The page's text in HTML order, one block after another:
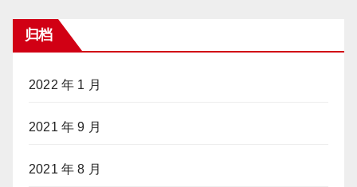
归档
2022 年 1 月
2021 年 9 月
2021 年 8 月